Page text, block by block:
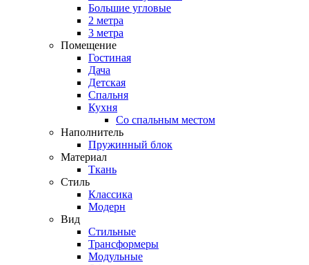
Большие угловые
2 метра
3 метра
Помещение
Гостиная
Дача
Детская
Спальня
Кухня
Со спальным местом
Наполнитель
Пружинный блок
Материал
Ткань
Стиль
Классика
Модерн
Вид
Стильные
Трансформеры
Модульные